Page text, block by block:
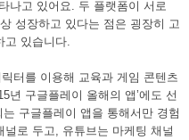
나고 있어요. 두 플랫폼이 서로
성장하고 있다는 점은 굉장히 고
있습니다.
터를 이용해 교육과 게임 콘텐츠
년 구글플레이 올해의 앱’에도 선
는 구글플레이 앱을 통해서만 경험
널로 두고, 유튜브는 마케팅 채널